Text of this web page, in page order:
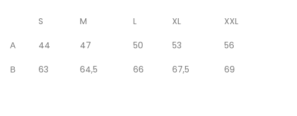
S M L XL XXL
А 44 47 50 53 56
В 63 64,5 66 67,5 69